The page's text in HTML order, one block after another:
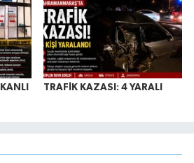
TRAFİK KAZASI: 4 YARALI